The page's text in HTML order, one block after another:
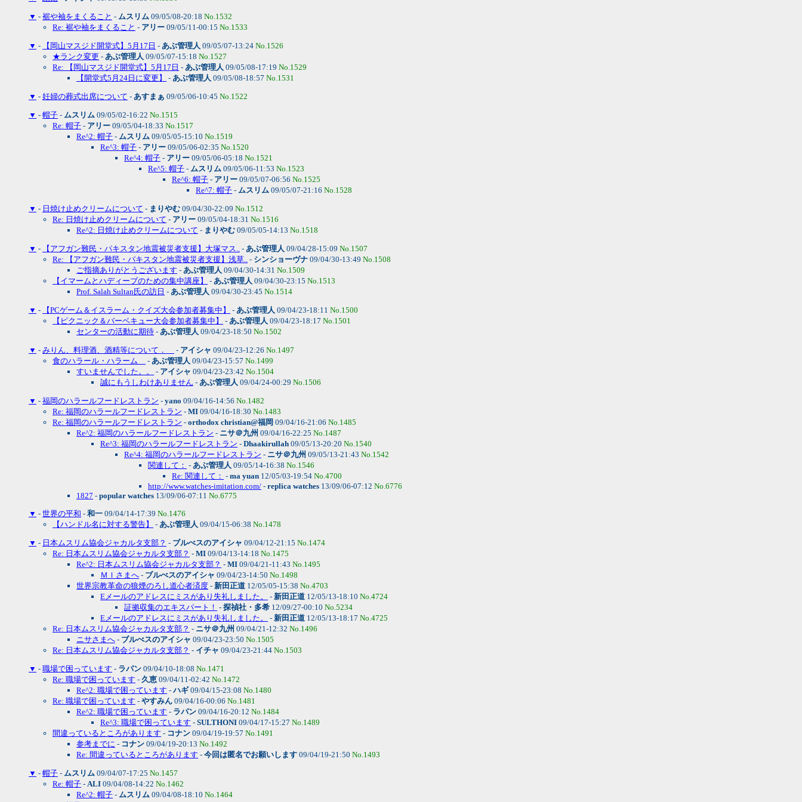
▼ - 裾や袖をまくること - ムスリム 09/05/08-20:18 No.1532
Re: 裾や袖をまくること - アリー 09/05/11-00:15 No.1533
▼ - 【岡山マスジド開堂式】5月17日 - あぶ管理人 09/05/07-13:24 No.1526
★ランク変更 - あぶ管理人 09/05/07-15:18 No.1527
Re: 【岡山マスジド開堂式】5月17日 - あぶ管理人 09/05/08-17:19 No.1529
【開堂式5月24日に変更】
- あぶ管理人 09/05/08-18:57 No.1531
▼ - 妊婦の葬式出席について - あすまぁ 09/05/06-10:45 No.1522
▼ - 帽子 - ムスリム 09/05/02-16:22 No.1515
Re: 帽子 - アリー 09/05/04-18:33 No.1517
Re^2: 帽子 - ムスリム 09/05/05-15:10 No.1519
Re^3: 帽子 - アリー 09/05/06-02:35 No.1520
Re^4: 帽子 - アリー 09/05/06-05:18 No.1521
Re^5: 帽子 - ムスリム 09/05/06-11:53 No.1523
Re^6: 帽子 - アリー 09/05/07-06:56 No.1525
Re^7: 帽子 - ムスリム 09/05/07-21:16 No.1528
▼ - 日焼け止めクリームについて - まりやむ 09/04/30-22:09 No.1512
Re: 日焼け止めクリームについて - アリー 09/05/04-18:31 No.1516
Re^2: 日焼け止めクリームについて - まりやむ 09/05/05-14:13 No.1518
▼ - 【アフガン難民・パキスタン地震被災者支援】大塚マス.. - あぶ管理人 09/04/28-15:09 No.1507
Re: 【アフガン難民・パキスタン地震被災者支援】浅草.. - シンショーヴナ 09/04/30-13:49 No.1508
ご指摘ありがとうございます - あぶ管理人 09/04/30-14:31 No.1509
【イマームとハディーブのための集中講座】
- あぶ管理人 09/04/30-23:15 No.1513
Prof. Salah Sultan氏の訪日 - あぶ管理人 09/04/30-23:45 No.1514
▼ - 【PCゲーム＆イスラーム・クイズ大会参加者募集中】 - あぶ管理人 09/04/23-18:11 No.1500
【ピクニック＆バーベキュー大会参加者募集中】
- あぶ管理人 09/04/23-18:17 No.1501
センターの活動に期待 - あぶ管理人 09/04/23-18:50 No.1502
▼ - みりん、料理酒、酒精等について． - アイシャ 09/04/23-12:26 No.1497
食のハラール・ハラーム
- あぶ管理人 09/04/23-15:57 No.1499
すいませんでした。。
- アイシャ 09/04/23-23:42 No.1504
誠にもうしわけありません - あぶ管理人 09/04/24-00:29 No.1506
▼ - 福岡のハラールフードレストラン - yano 09/04/16-14:56 No.1482
Re: 福岡のハラールフードレストラン - MI 09/04/16-18:30 No.1483
Re: 福岡のハラールフードレストラン - orthodox christian@福岡 09/04/16-21:06 No.1485
Re^2: 福岡のハラールフードレストラン - ニサ＠九州 09/04/16-22:25 No.1487
Re^3: 福岡のハラールフードレストラン - Dhaakirullah 09/05/13-20:20 No.1540
Re^4: 福岡のハラールフードレストラン - ニサ＠九州 09/05/13-21:43 No.1542
関連して： - あぶ管理人 09/05/14-16:38 No.1546
Re: 関連して： - ma yuan 12/05/03-19:54 No.4700
http://www.watches-imitation.com/ - replica watches 13/09/06-07:12 No.6776
1827 - popular watches 13/09/06-07:11 No.6775
▼ - 世界の平和 - 和一 09/04/14-17:39 No.1476
【ハンドル名に対する警告】
- あぶ管理人 09/04/15-06:38 No.1478
▼ - 日本ムスリム協会ジャカルタ支部？ - ブルべスのアイシャ 09/04/12-21:15 No.1474
Re: 日本ムスリム協会ジャカルタ支部？ - MI 09/04/13-14:18 No.1475
Re^2: 日本ムスリム協会ジャカルタ支部？ - MI 09/04/21-11:43 No.1495
ＭＩさまへ - ブルべスのアイシャ 09/04/23-14:50 No.1498
世界宗教革命の狼煙のろし道心者済度 - 新田正道 12/05/05-15:38 No.4703
Eメールのアドレスにミスがあり失礼しました。
- 新田正道 12/05/13-18:10 No.4724
証拠収集のエキスパート！ - 探禎社・多希 12/09/27-00:10 No.5234
Eメールのアドレスにミスがあり失礼しました。
- 新田正道 12/05/13-18:17 No.4725
Re: 日本ムスリム協会ジャカルタ支部？ - ニサ＠九州 09/04/21-12:32 No.1496
ニサさまへ - ブルべスのアイシャ 09/04/23-23:50 No.1505
Re: 日本ムスリム協会ジャカルタ支部？ - イチャ 09/04/23-21:44 No.1503
▼ - 職場で困っています - ラパン 09/04/10-18:08 No.1471
Re: 職場で困っています - 久恵 09/04/11-02:42 No.1472
Re^2: 職場で困っています - ハギ09/04/15-23:08 No.1480
Re: 職場で困っています - やすみん 09/04/16-00:06 No.1481
Re^2: 職場で困っています - ラパン 09/04/16-20:12 No.1484
Re^3: 職場で困っています - SULTHONI 09/04/17-15:27 No.1489
間違っているところがあります - コナン 09/04/19-19:57 No.1491
参考までに - コナン 09/04/19-20:13 No.1492
Re: 間違っているところがあります - 今回は匿名でお願いします 09/04/19-21:50 No.1493
▼ - 帽子 - ムスリム 09/04/07-17:25 No.1457
Re: 帽子 - ALI 09/04/08-14:22 No.1462
Re^2: 帽子 - ムスリム 09/04/08-18:10 No.1464